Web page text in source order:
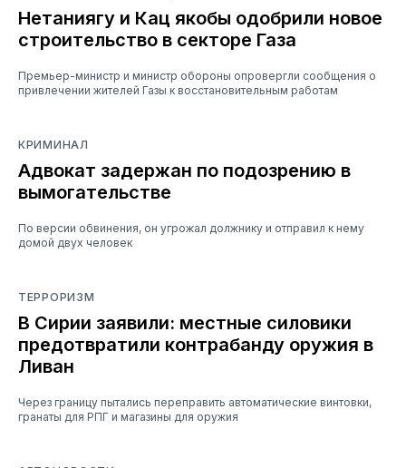
Нетаниягу и Кац якобы одобрили новое
строительство в секторе Газа
Премьер-министр и министр обороны опровергли сообщения о
привлечении жителей Газы к восстановительным работам
КРИМИНАЛ
Адвокат задержан по подозрению в
вымогательстве
По версии обвинения, он угрожал должнику и отправил к нему
домой двух человек
ТЕРРОРИЗМ
В Сирии заявили: местные силовики
предотвратили контрабанду оружия в
Ливан
Через границу пытались переправить автоматические винтовки,
гранаты для РПГ и магазины для оружия